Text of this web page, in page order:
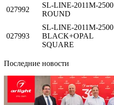
027992
SL-LINE-2011M-2500
ROUND
027993
SL-LINE-2011M-2500
BLACK+OPAL
SQUARE
Последние новости